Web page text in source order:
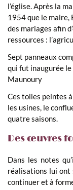
l’église. Après la
1954 que le maire,
des mariages afin
ressources :
Sept panneaux
qui fut inaugurée
Maunoury
Ces toiles peintes
les usines, le
quatre saisons.
Des œuvres
Dans les notes
réalisations lui ont
continuer et à